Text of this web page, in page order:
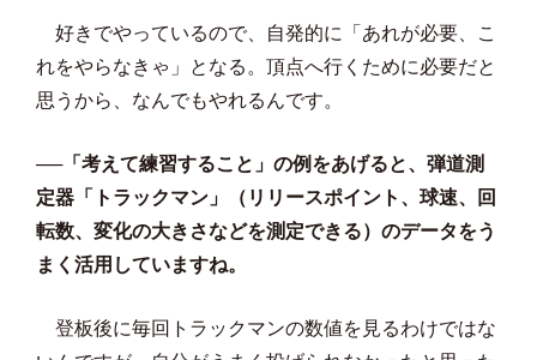
好きでやっているので、自発的に「あれが必要、こ
れをやらなきゃ」となる。頂点へ行くために必要だと
思うから、なんでもやれるんです。
──「考えて練習すること」の例をあげると、弾道測
定器「トラックマン」（リリースポイント、球速、回
転数、変化の大きさなどを測定できる）のデータをう
まく活用していますね。
登板後に毎回トラックマンの数値を見るわけではな